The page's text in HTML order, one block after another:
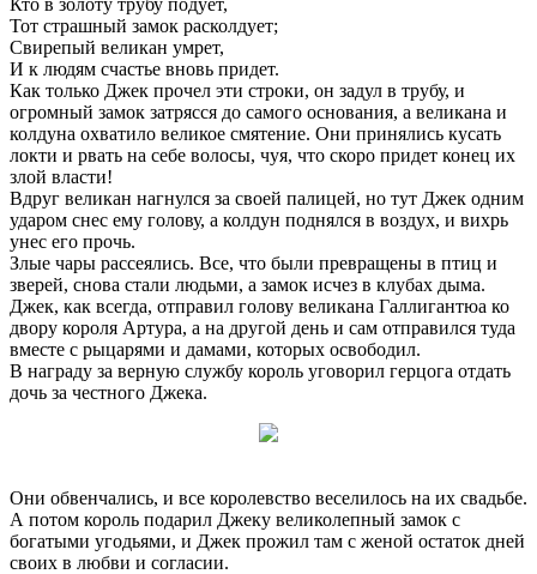
Тот страшный замок расколдует;
Свирепый великан умрет,
И к людям счастье вновь придет.
Как только Джек прочел эти строки, он задул в трубу, и
огромный замок затрясся до самого основания, а великана и
колдуна охватило великое смятение. Они принялись кусать
локти и рвать на себе волосы, чуя, что скоро придет конец их
злой власти!
Вдруг великан нагнулся за своей палицей, но тут Джек одним
ударом снес ему голову, а колдун поднялся в воздух, и вихрь
унес его прочь.
Злые чары рассеялись. Все, что были превращены в птиц и
зверей, снова стали людьми, а замок исчез в клубах дыма.
Джек, как всегда, отправил голову великана Галлигантюа ко
двору короля Артура, а на другой день и сам отправился туда
вместе с рыцарями и дамами, которых освободил.
В награду за верную службу король уговорил герцога отдать
дочь за честного Джека.
Они обвенчались, и все королевство веселилось на их свадьбе.
А потом король подарил Джеку великолепный замок с
богатыми угодьями, и Джек прожил там с женой остаток дней
своих в любви и согласии.